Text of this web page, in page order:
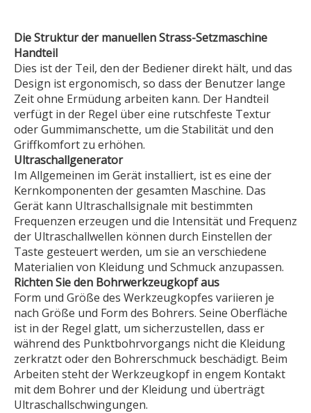
Die Struktur der manuellen Strass-Setzmaschine
Handteil
Dies ist der Teil, den der Bediener direkt hält, und das
Design ist ergonomisch, so dass der Benutzer lange
Zeit ohne Ermüdung arbeiten kann. Der Handteil
verfügt in der Regel über eine rutschfeste Textur
oder Gummimanschette, um die Stabilität und den
Griffkomfort zu erhöhen.
Ultraschallgenerator
Im Allgemeinen im Gerät installiert, ist es eine der
Kernkomponenten der gesamten Maschine. Das
Gerät kann Ultraschallsignale mit bestimmten
Frequenzen erzeugen und die Intensität und Frequenz
der Ultraschallwellen können durch Einstellen der
Taste gesteuert werden, um sie an verschiedene
Materialien von Kleidung und Schmuck anzupassen.
Richten Sie den Bohrwerkzeugkopf aus
Form und Größe des Werkzeugkopfes variieren je
nach Größe und Form des Bohrers. Seine Oberfläche
ist in der Regel glatt, um sicherzustellen, dass er
während des Punktbohrvorgangs nicht die Kleidung
zerkratzt oder den Bohrerschmuck beschädigt. Beim
Arbeiten steht der Werkzeugkopf in engem Kontakt
mit dem Bohrer und der Kleidung und überträgt
Ultraschallschwingungen.